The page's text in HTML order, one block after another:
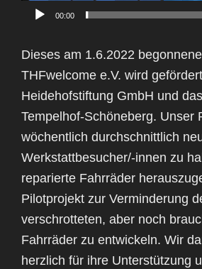
00:00
Dieses am 1.6.2022
THFwelcome e.V. wird
Heidehofstiftung GmbH und
Tempelhof-Schöneberg. Unser
wöchentlich durchschnittlich
Werkstattbesucher/-innen zu
reparierte Fahrräder
Pilotprojekt zur Verminderung
verschrotteten, aber noch
Fahrräder zu entwickeln. Wir
herzlich für ihre Unterstützung